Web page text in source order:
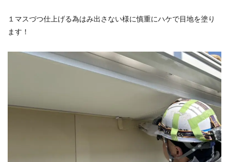
１マスづつ仕上げる為はみ出さない様に慎重にハケで目地を塗り
ます！